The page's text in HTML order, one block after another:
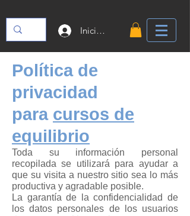
Iniciar sesión
Política de
privacidad
para cursos de
equilibrio
Toda su información personal
recopilada se utilizará para ayudar a
que su visita a nuestro sitio sea lo más
productiva y agradable posible.
La garantía de la confidencialidad de
los datos personales de los usuarios